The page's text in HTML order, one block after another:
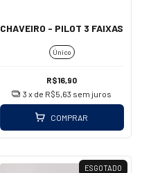
CHAVEIRO - PILOT 3 FAIXAS
Único
R$16,90
3 x de R$5,63 sem juros
COMPRAR
ESGOTADO